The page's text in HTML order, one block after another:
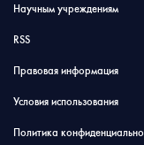
Научным учреждениям
RSS
Правовая информация
Условия использования
Политика